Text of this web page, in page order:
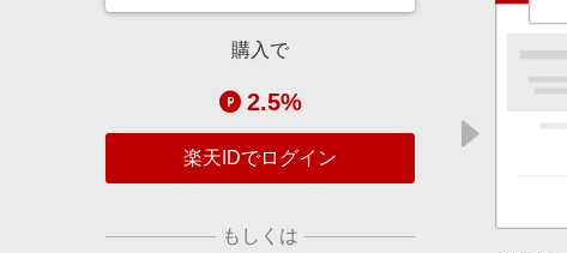
購入で
2.5%
楽天IDでログイン
もしくは